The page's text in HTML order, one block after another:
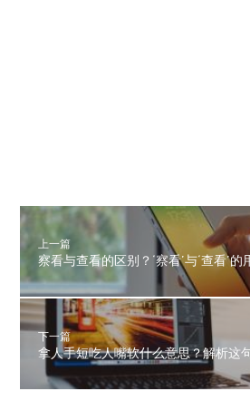
上一篇
察看与查看的区别？‘察看’与‘查看’的
下一篇
拿人手短吃人嘴软什么意思？解析这